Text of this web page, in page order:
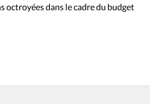
octroyées dans le cadre du budget